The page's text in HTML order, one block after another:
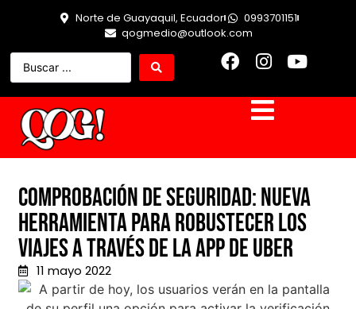
Norte de Guayaquil, Ecuador
0993701151
qogmedio@outlook.com
Comprobación de Seguridad: nueva
herramienta para robustecer los
viajes a través de la app de Uber
11 mayo 2022